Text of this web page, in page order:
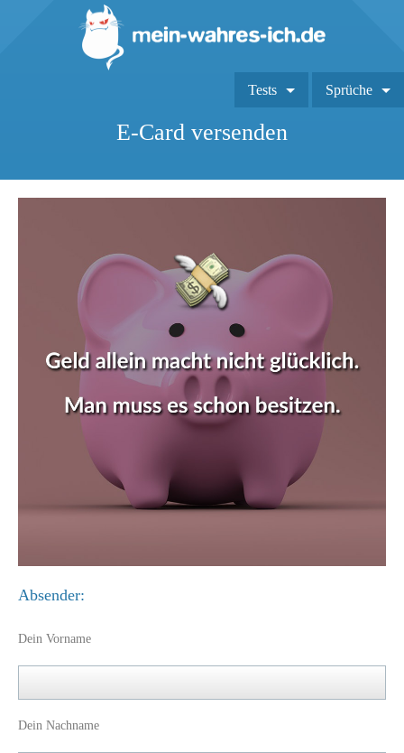
Tests Sprüche
E-Card versenden
Absender:
Dein Vorname
Dein Nachname